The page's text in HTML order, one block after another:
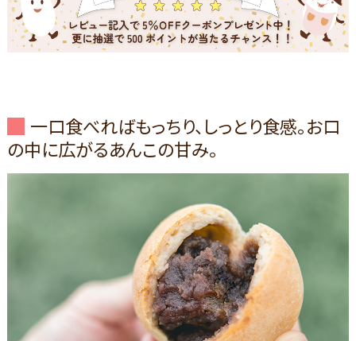
一口食べればもっちり、しっとり食感。お口
の中に広がるあんこの甘み。